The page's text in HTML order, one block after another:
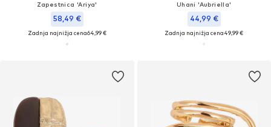
Zapestnica 'Ariya'
58,49 €
Zadnja najnižja cena64,99 €
Uhani 'Aubriella'
44,99 €
Zadnja najnižja cena49,99 €